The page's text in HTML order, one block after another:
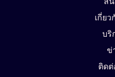
เกี่ยว
บริ
ข่
ติดต่